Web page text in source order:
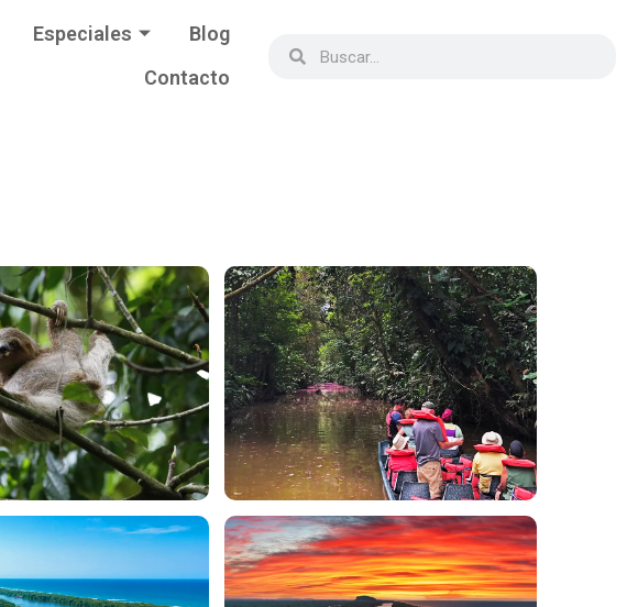
Especiales
Blog
Contacto